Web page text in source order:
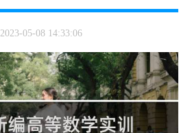
2023-05-08 14:33:06